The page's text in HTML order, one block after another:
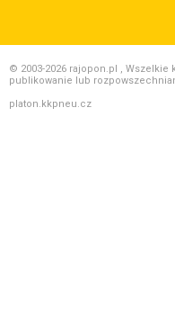
© 2003-2026 rajopon.pl , Wszelkie
publikowanie lub
platon.kkpneu.cz